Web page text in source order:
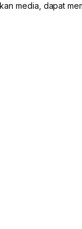
media, dapat